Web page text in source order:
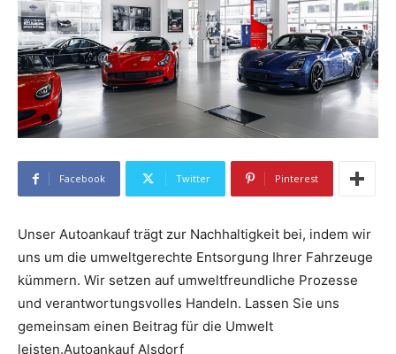
Facebook Twitter Pinterest
Unser Autoankauf trägt zur Nachhaltigkeit bei, indem wir
uns um die umweltgerechte Entsorgung Ihrer Fahrzeuge
kümmern. Wir setzen auf umweltfreundliche Prozesse
und verantwortungsvolles Handeln. Lassen Sie uns
gemeinsam einen Beitrag für die Umwelt
leisten.Autoankauf Alsdorf